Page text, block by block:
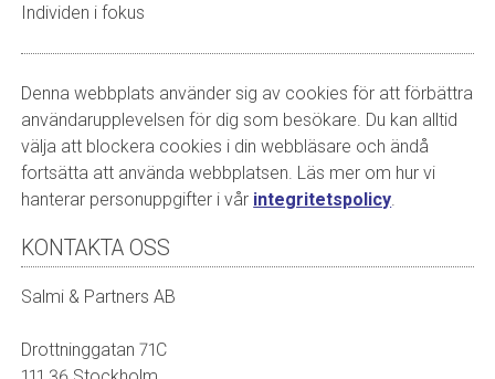
Individen i fokus
Denna webbplats använder sig av cookies för att förbättra
användarupplevelsen för dig som besökare. Du kan alltid
välja att blockera cookies i din webbläsare och ändå
fortsätta att använda webbplatsen. Läs mer om hur vi
hanterar personuppgifter i vår integritetspolicy
KONTAKTA OSS
Salmi & Partners AB
Drottninggatan 71C